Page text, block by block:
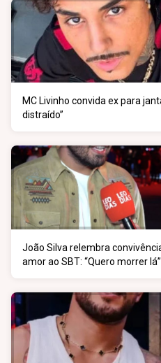
MC Livinho convida ex para
distraído”
João Silva relembra
amor ao SBT: “Quero morrer lá”